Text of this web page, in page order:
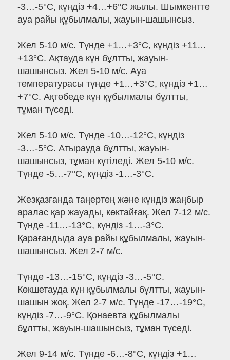
-3…-5°C, күндіз +4…+6°C жылы. Шымкентте
ауа райы құбылмалы, жауын-шашынсыз.
Жел 5-10 м/с. Түнде +1…+3°C, күндіз +11…
+13°C. Ақтауда күн бұлтты, жауын-
шашынсыз. Жел 5-10 м/с. Ауа
температурасы түнде +1…+3°C, күндіз +1…
+7°C. Ақтөбеде күн құбылмалы бұлтты,
тұман түседі.
Жел 5-10 м/с. Түнде -10…-12°C, күндіз
-3…-5°C. Атырауда бұлтты, жауын-
шашынсыз, тұман күтіледі. Жел 5-10 м/с.
Түнде -5…-7°C, күндіз -1…-3°C.
Жезқазғанда таңертең және күндіз жаңбыр
аралас қар жауады, көктайғақ. Жел 7-12 м/с.
Түнде -11…-13°C, күндіз -1…-3°C.
Қарағандыда ауа райы құбылмалы, жауын-
шашынсыз. Жел 2-7 м/с.
Түнде -13…-15°C, күндіз -3…-5°C.
Көкшетауда күн құбылмалы бұлтты, жауын-
шашын жоқ. Жел 2-7 м/с. Түнде -17…-19°C,
күндіз -7…-9°C. Қонаевта құбылмалы
бұлтты, жауын-шашынсыз, тұман түседі.
Жел 9-14 м/с. Түнде -6…-8°C, күндіз +1…